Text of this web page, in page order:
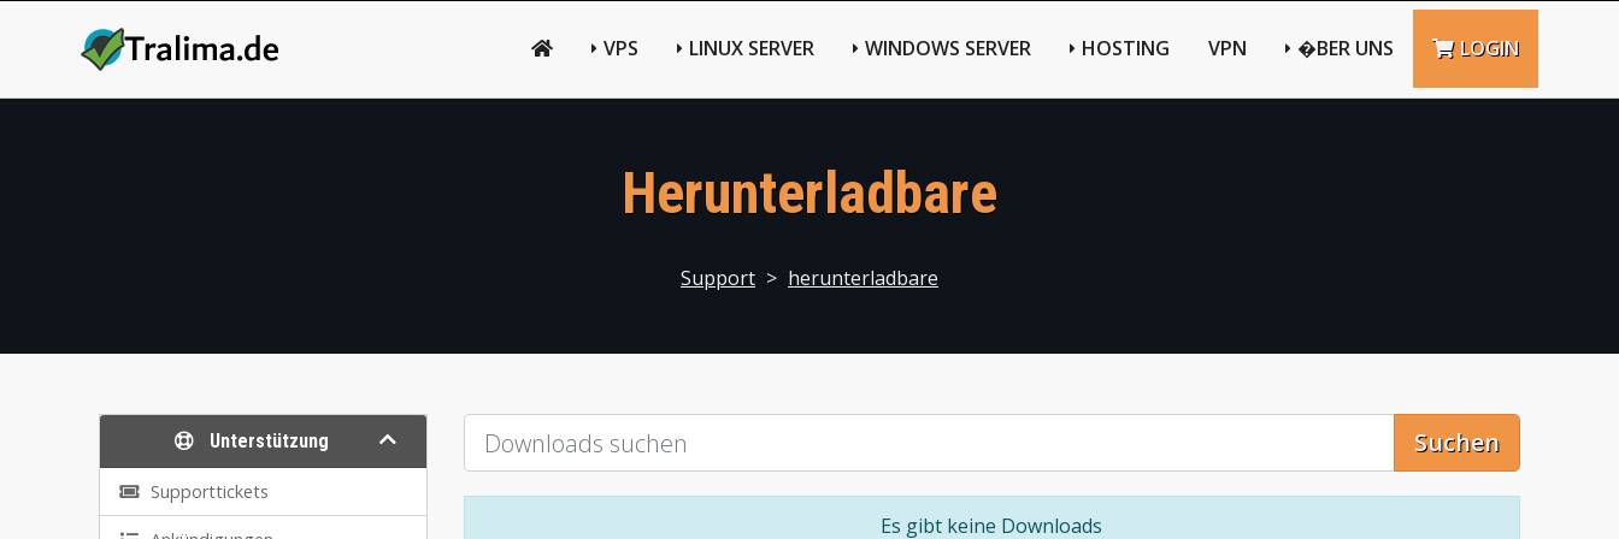
VPS LINUX SERVER WINDOWS SERVER HOSTING VPN �BER UNS LOGIN
Herunterladbare
Support > herunterladbare
Unterstützung
Supporttickets
Suchen
Es gibt keine Downloads